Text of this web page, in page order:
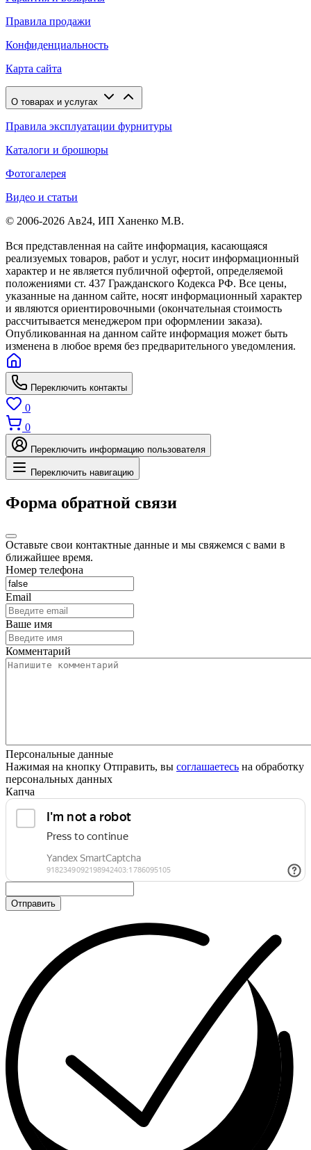
Правила продажи
Конфиденциальность
Карта сайта
О товарах и услугах
Правила эксплуатации фурнитуры
Каталоги и брошюры
Фотогалерея
Видео и статьи
© 2006-2026 Ав24, ИП Ханенко М.В.
Вся представленная на сайте информация, касающаяся
реализуемых товаров, работ и услуг, носит информационный
характер и не является публичной офертой, определяемой
положениями ст. 437 Гражданского Кодекса РФ. Все цены,
указанные на данном сайте, носят информационный характер
и являются ориентировочными (окончательная стоимость
рассчитывается менеджером при оформлении заказа).
Опубликованная на данном сайте информация может быть
изменена в любое время без предварительного уведомления.
Переключить контакты
0
0
Переключить информацию пользователя
Переключить навигацию
Форма обратной связи
Оставьте свои контактные данные и мы свяжемся с вами в
ближайшее время.
Номер телефона
Email
Ваше имя
Комментарий
Персональные данные
Нажимая на кнопку Отправить, вы соглашаетесь на обработку
персональных данных
Капча
Отправить